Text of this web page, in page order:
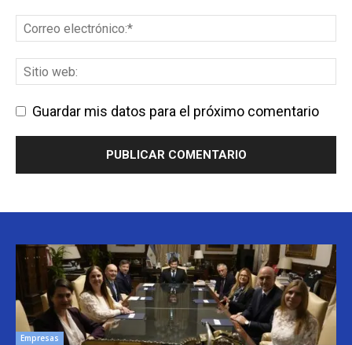
Guardar mis datos para el próximo comentario
Empresas